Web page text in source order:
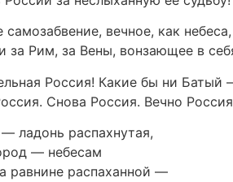
самозабвение, вечное, как небеса,
за Рим, за Вены, вонзающее в
Россия! Какие бы ни Батый
Снова Россия. Вечно
ладонь распахнутая,
— небесам
равнине распаханной —